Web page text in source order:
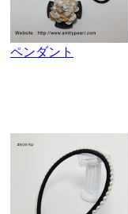
ペンダント